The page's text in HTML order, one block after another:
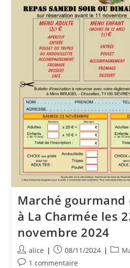
Marché
à La Charmée les
novembre 2024
Auteur/autrice
de
alice
Publication
publiée :
08/11/2024
Post
Commentaires
1 commentaire